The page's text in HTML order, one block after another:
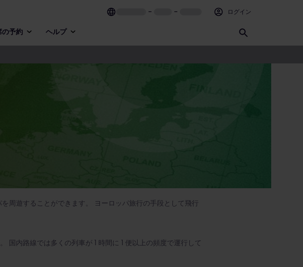
– – ログイン
の予約 ヘルプ
周遊することができます。 ヨーロッパ旅行の手段として飛行
国内路線では多くの列車が 1 時間に 1 便以上の頻度で運行して